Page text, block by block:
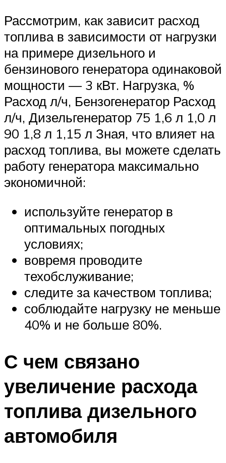
Рассмотрим, как зависит расход
топлива в зависимости от нагрузки
на примере дизельного и
бензинового генератора одинаковой
мощности — 3 кВт. Нагрузка, %
Расход л/ч, Бензогенератор Расход
л/ч, Дизельгенератор 75 1,6 л 1,0 л
90 1,8 л 1,15 л Зная, что влияет на
расход топлива, вы можете сделать
работу генератора максимально
экономичной:
используйте генератор в
оптимальных погодных
условиях;
вовремя проводите
техобслуживание;
следите за качеством топлива;
соблюдайте нагрузку не меньше
40% и не больше 80%.
С чем связано
увеличение расхода
топлива дизельного
автомобиля